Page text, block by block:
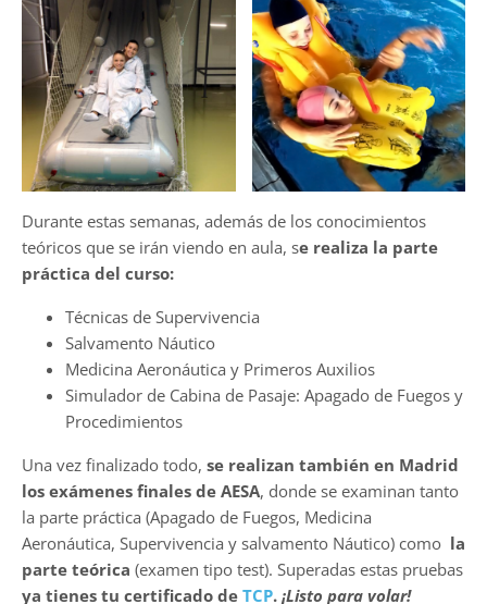
Durante estas semanas, además de los conocimientos
teóricos que se irán viendo en aula, se realiza la parte
práctica del curso:
Técnicas de Supervivencia
Salvamento Náutico
Medicina Aeronáutica y Primeros Auxilios
Simulador de Cabina de Pasaje: Apagado de Fuegos y
Procedimientos
Una vez finalizado todo, se realizan también en Madrid
los exámenes finales de AESA, donde se examinan tanto
la parte práctica (Apagado de Fuegos, Medicina
Aeronáutica, Supervivencia y salvamento Náutico) como la
parte teórica (examen tipo test). Superadas estas pruebas
ya tienes tu certificado de TCP. ¡Listo para volar!